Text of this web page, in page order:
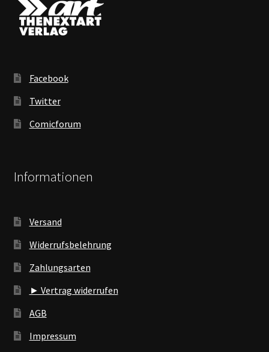
Facebook
Twitter
Comicforum
Informationen
Versand
Widerrufsbelehrung
Zahlungsarten
► Vertrag widerrufen
AGB
Impressum